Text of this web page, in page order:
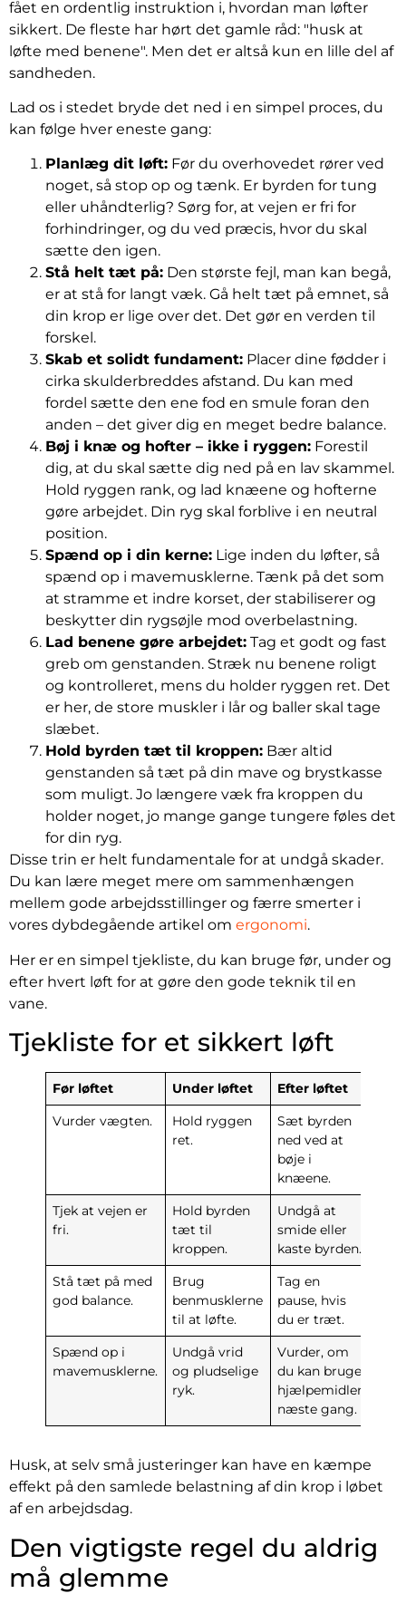
fået en ordentlig instruktion i, hvordan man løfter
sikkert. De fleste har hørt det gamle råd: "husk at
løfte med benene". Men det er altså kun en lille del af
sandheden.
Lad os i stedet bryde det ned i en simpel proces, du
kan følge hver eneste gang:
Planlæg dit løft: Før du overhovedet rører ved
noget, så stop op og tænk. Er byrden for tung
eller uhåndterlig? Sørg for, at vejen er fri for
forhindringer, og du ved præcis, hvor du skal
sætte den igen.
Stå helt tæt på: Den største fejl, man kan begå,
er at stå for langt væk. Gå helt tæt på emnet, så
din krop er lige over det. Det gør en verden til
forskel.
Skab et solidt fundament: Placer dine fødder i
cirka skulderbreddes afstand. Du kan med
fordel sætte den ene fod en smule foran den
anden – det giver dig en meget bedre balance.
Bøj i knæ og hofter – ikke i ryggen: Forestil
dig, at du skal sætte dig ned på en lav skammel.
Hold ryggen rank, og lad knæene og hofterne
gøre arbejdet. Din ryg skal forblive i en neutral
position.
Spænd op i din kerne: Lige inden du løfter, så
spænd op i mavemusklerne. Tænk på det som
at stramme et indre korset, der stabiliserer og
beskytter din rygsøjle mod overbelastning.
Lad benene gøre arbejdet: Tag et godt og fast
greb om genstanden. Stræk nu benene roligt
og kontrolleret, mens du holder ryggen ret. Det
er her, de store muskler i lår og baller skal tage
slæbet.
Hold byrden tæt til kroppen: Bær altid
genstanden så tæt på din mave og brystkasse
som muligt. Jo længere væk fra kroppen du
holder noget, jo mange gange tungere føles det
for din ryg.
Disse trin er helt fundamentale for at undgå skader.
Du kan lære meget mere om sammenhængen
mellem gode arbejdsstillinger og færre smerter i
vores dybdegående artikel om ergonomi.
Her er en simpel tjekliste, du kan bruge før, under og
efter hvert løft for at gøre den gode teknik til en
vane.
Tjekliste for et sikkert løft
Før løftet Under løftet
Efter løftet
Vurder vægten.
Hold ryggen
ret.
Sæt byrden
ned ved at
bøje i
knæene.
Tjek at vejen er
fri.
Hold byrden
tæt til
kroppen.
Undgå at
smide eller
kaste byrden.
Stå tæt på med
god balance.
Brug
benmusklerne
til at løfte.
Tag en
pause, hvis
du er træt.
Spænd op i
mavemusklerne.
Undgå vrid
og pludselige
ryk.
Vurder, om
du kan bruge
hjælpemidler
næste gang.
Husk, at selv små justeringer kan have en kæmpe
effekt på den samlede belastning af din krop i løbet
af en arbejdsdag.
Den vigtigste regel du aldrig
må glemme